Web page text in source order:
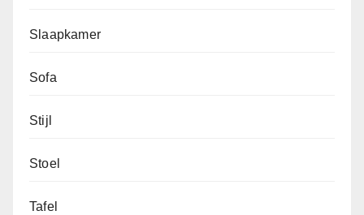
Slaapkamer
Sofa
Stijl
Stoel
Tafel